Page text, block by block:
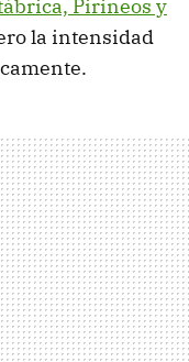
Pirineos y
la intensidad